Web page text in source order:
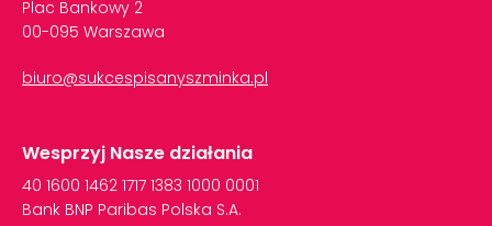
Plac Bankowy 2
00-095 Warszawa
biuro@sukcespisanyszminka.pl
Wesprzyj Nasze działania
40 1600 1462 1717 1383 1000 0001
Bank BNP Paribas Polska S.A.